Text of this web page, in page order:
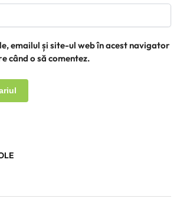
emailul și site-ul web în acest navigator
când o să comentez.